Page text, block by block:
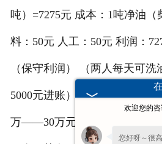
吨）=7275元 成本：1吨净油（
料：50元 人工：50元 利润：
（保守利润） （两人每天可
5000元进账） 本设备可以连续
万——30万元进账，一个月可收
欢迎您的
您好呀～很